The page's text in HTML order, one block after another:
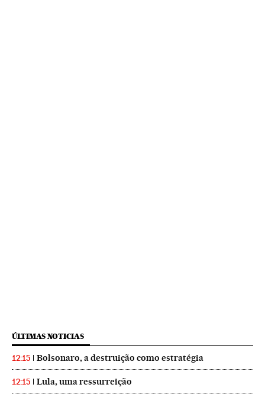
ÚLTIMAS NOTICIAS
12:15 Bolsonaro, a destruição como estratégia
12:15 Lula, uma ressurreição